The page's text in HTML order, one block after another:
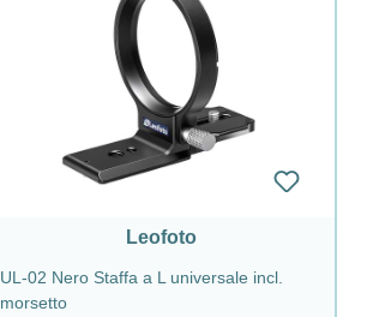
Leofoto
UL-02 Nero Staffa a L universale incl.
morsetto